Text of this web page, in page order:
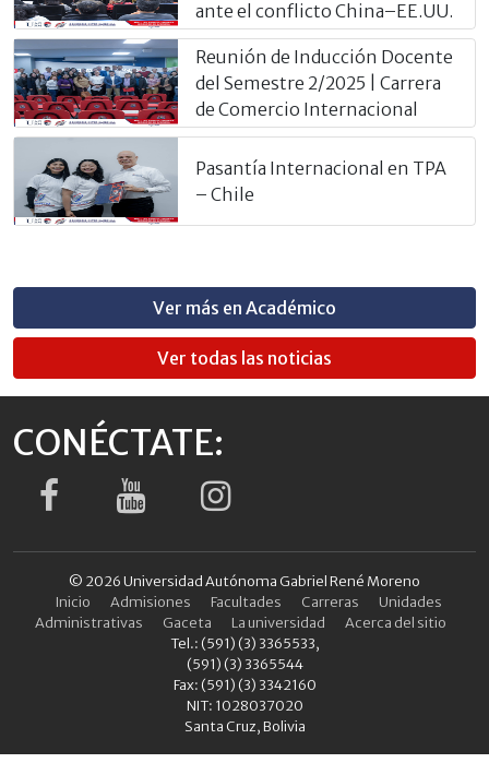
ante el conflicto China–EE.UU.
Reunión de Inducción Docente
del Semestre 2/2025 | Carrera
de Comercio Internacional
Pasantía Internacional en TPA
– Chile
Ver más en Académico
Ver todas las noticias
CONÉCTATE:
© 2026 Universidad Autónoma Gabriel René Moreno
Inicio
Admisiones Facultades Carreras
Unidades
Administrativas
Gaceta La universidad
Acerca del sitio
Tel.: (591) (3) 3365533,
(591) (3) 3365544
Fax: (591) (3) 3342160
NIT: 1028037020
Santa Cruz, Bolivia